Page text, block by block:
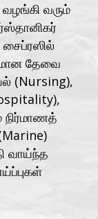
வரும்
சைப்ரஸில்
தேவை
(Nursing),
நிர்மாணத்
வாய்ந்த